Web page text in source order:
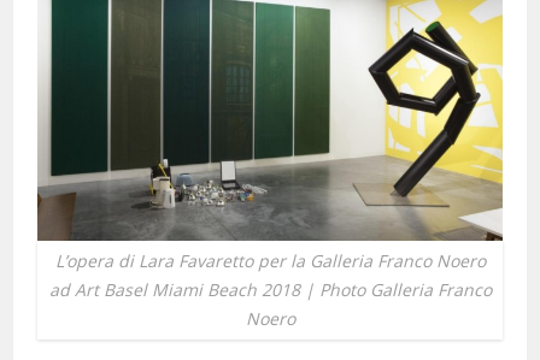
L’opera di Lara Favaretto per la Galleria Franco Noero
ad Art Basel Miami Beach 2018 | Photo Galleria Franco
Noero